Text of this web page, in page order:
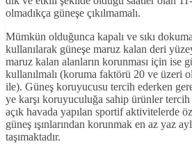
olmadıkça güneşe çıkılmamalı.
Mümkün olduğunca kapalı ve sıkı
kullanılarak güneşe maruz kalan deri
maruz kalan alanların korunması için ise
kullanılmalı (koruma faktörü 20 ve üzeri
ile). Güneş koruyucusu tercih ederken
ye karşı koruyuculuğa sahip ürünler
açık havada yapılan sportif aktivitelerde
güneş ışınlarından korunmak en az yaz
taşımaktadır.